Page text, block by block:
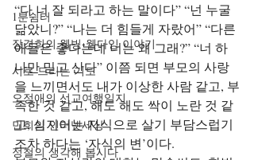
1분쉼터
장경희의 웰빙-웰다잉 이야기
시로 드리는 기도
오정애의 선교여행일지
민희의 인터넷세상
정철의 생각해 봅시다
“다 너 잘 되라고 하는 말이다” “넌 누굴
닮았니?” “나는 더 힘들게 자랐어” “다른
애들은 좋다는데 너는 왜 그래?” “너 하
나만 믿고 산다” 이쯤 되면 부모의 사랑
을 느끼면서도 내가 이상한 사람 같고, 부
족한 것 같고, 해도 해도 싹이 노란 것 같
고, 심지어는 자식으로 살기 부담스럽기
조차 하다는 ‘자식의 변’이다.